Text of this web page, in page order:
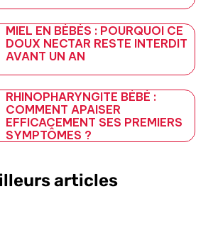
MIEL EN BÉBÉS : POURQUOI CE
DOUX NECTAR RESTE INTERDIT
AVANT UN AN
RHINOPHARYNGITE BÉBÉ :
COMMENT APAISER
EFFICACEMENT SES PREMIERS
SYMPTÔMES ?
articles